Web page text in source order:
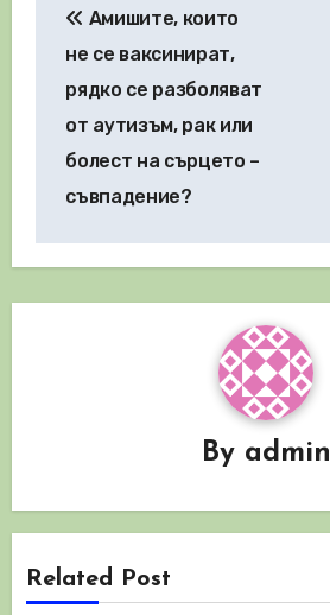
Амишите, които
не се ваксинират,
рядко се разболяват
от аутизъм, рак или
болест на сърцето –
съвпадение?
By admin
Related Post